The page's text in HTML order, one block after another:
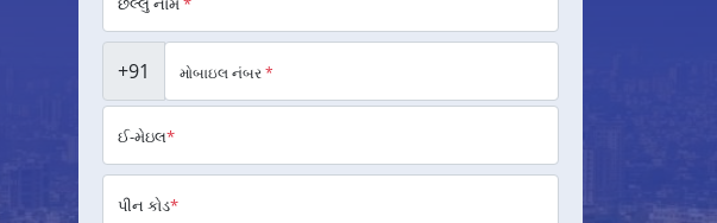
+91 મોબાઇલ નંબર*
ઈ-મેઇલ*
પીન કોડ*